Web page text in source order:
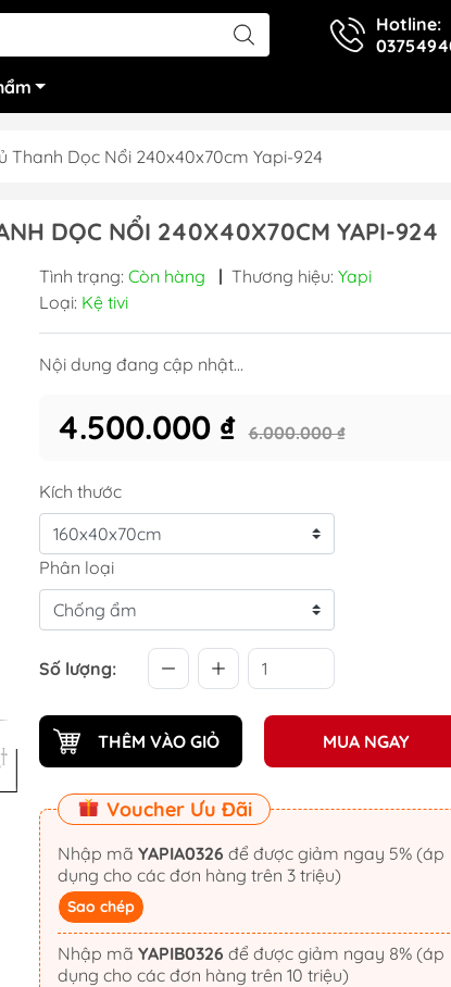
Hotline:
Thanh Dọc Nổi 240x40x70cm Yapi-924
DỌC NỔI 240X40X70CM YAPI-924
Tình trạng: Còn hàng | Thương hiệu: Yapi
Loại: Kệ tivi
Nội dung đang cập nhật...
4.500.000 ₫ 6.000.000 ₫
Kích thước
Phân loại
Số lượng:
THÊM VÀO GIỎ MUA NGAY
Voucher Ưu Đãi
Nhập mã YAPIA0326
dụng cho các đơn hàng trên 3 triệu)
Sao chép
Nhập mã YAPIB0326
dụng cho các đơn hàng trên 10 triệu)